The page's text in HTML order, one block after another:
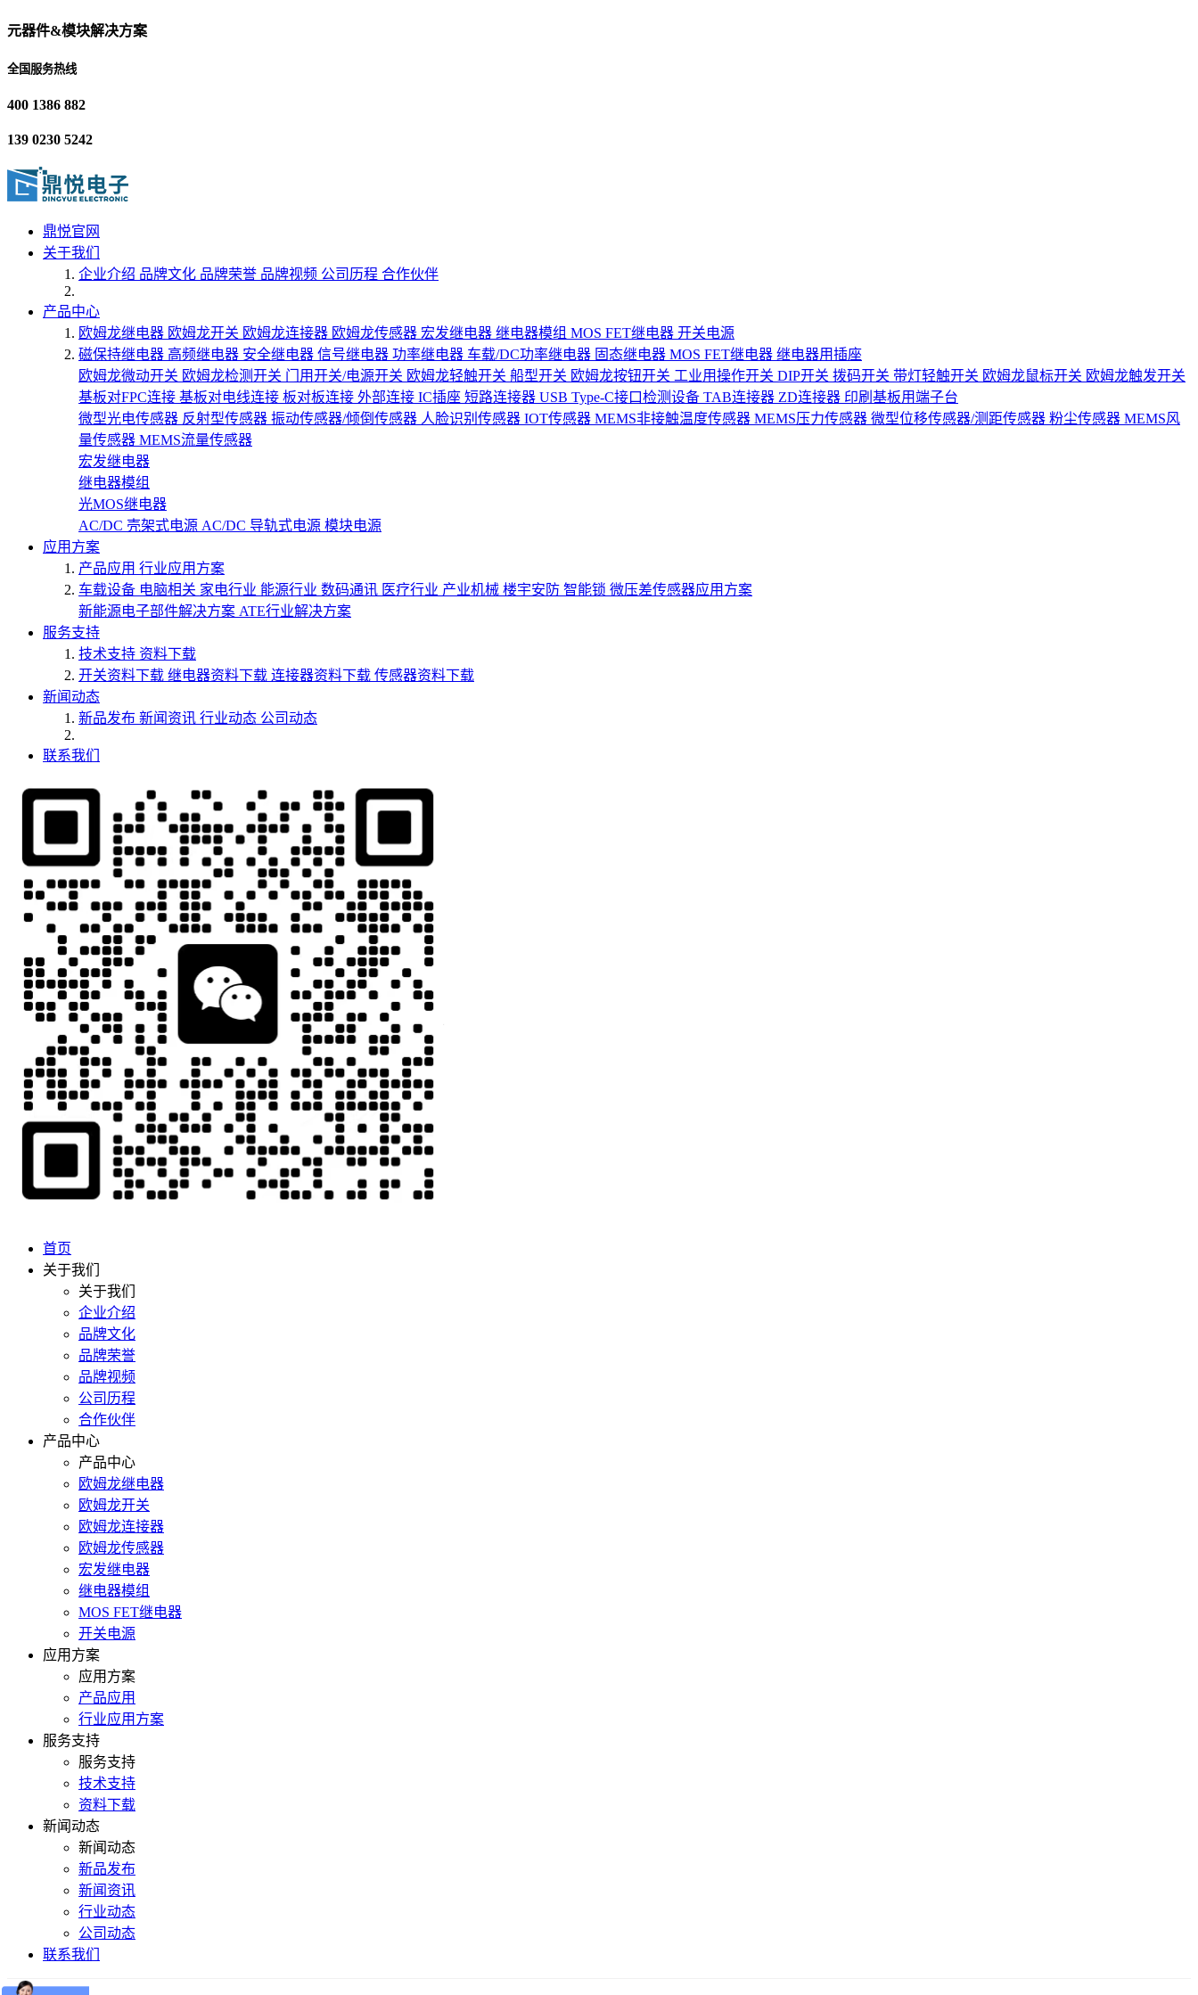
元器件&模块解决方案
全国服务热线
400 1386 882
139 0230 5242
鼎悦官网
关于我们
企业介绍 品牌文化 品牌荣誉 品牌视频 公司历程 合作伙伴
产品中心
欧姆龙继电器 欧姆龙开关 欧姆龙连接器 欧姆龙传感器 宏发继电器 继电器模组 MOS FET继电器 开关电源
磁保持继电器 高频继电器 安全继电器 信号继电器 功率继电器 车载/DC功率继电器 固态继电器 MOS FET继电器 继电器用插座
欧姆龙微动开关 欧姆龙检测开关 门用开关/电源开关 欧姆龙轻触开关 船型开关 欧姆龙按钮开关 工业用操作开关 DIP开关 拨码开关 带灯轻触开关 欧姆龙鼠标开关 欧姆龙触发开关
基板对FPC连接 基板对电线连接 板对板连接 外部连接 IC插座 短路连接器 USB Type-C接口检测设备 TAB连接器 ZD连接器 印刷基板用端子台
微型光电传感器 反射型传感器 振动传感器/倾倒传感器 人脸识别传感器 IOT传感器 MEMS非接触温度传感器 MEMS压力传感器 微型位移传感器/测距传感器 粉尘传感器 MEMS风
量传感器 MEMS流量传感器
宏发继电器
继电器模组
光MOS继电器
AC/DC 壳架式电源 AC/DC 导轨式电源 模块电源
应用方案
产品应用 行业应用方案
车载设备 电脑相关 家电行业 能源行业 数码通讯 医疗行业 产业机械 楼宇安防 智能锁 微压差传感器应用方案
新能源电子部件解决方案 ATE行业解决方案
服务支持
技术支持 资料下载
开关资料下载 继电器资料下载 连接器资料下载 传感器资料下载
新闻动态
新品发布 新闻资讯 行业动态 公司动态
联系我们
首页
关于我们
关于我们
企业介绍
品牌文化
品牌荣誉
品牌视频
公司历程
合作伙伴
产品中心
产品中心
欧姆龙继电器
欧姆龙开关
欧姆龙连接器
欧姆龙传感器
宏发继电器
继电器模组
MOS FET继电器
开关电源
应用方案
应用方案
产品应用
行业应用方案
服务支持
服务支持
技术支持
资料下载
新闻动态
新闻动态
新品发布
新闻资讯
行业动态
公司动态
联系我们